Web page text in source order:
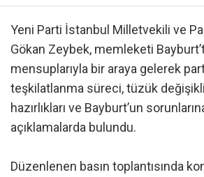
Yeni Parti İstanbul Milletvekili ve
Gökan Zeybek, memleketi
mensuplarıyla bir araya gelerek
teşkilatlanma süreci, tüzük
hazırlıkları ve Bayburt’un
açıklamalarda bulundu.
Düzenlenen basın toplantısında